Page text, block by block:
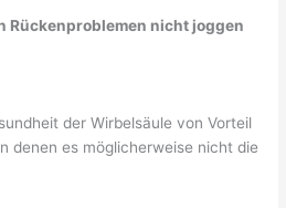
Rückenproblemen nicht joggen
der Wirbelsäule von Vorteil
denen es möglicherweise nicht die